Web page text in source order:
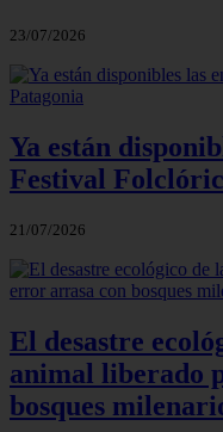
23/07/2026
Ya están
Festival
21/07/2026
El desastre
animal liberado
bosques